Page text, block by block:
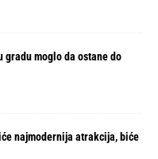
gradu moglo da ostane do
najmodernija atrakcija, biće